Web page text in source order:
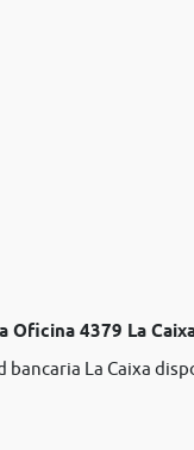
4379 La Caixa
La Caixa